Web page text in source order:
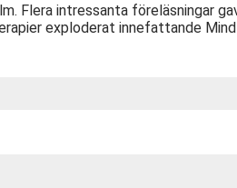
intressanta föreläsningar
exploderat innefattande